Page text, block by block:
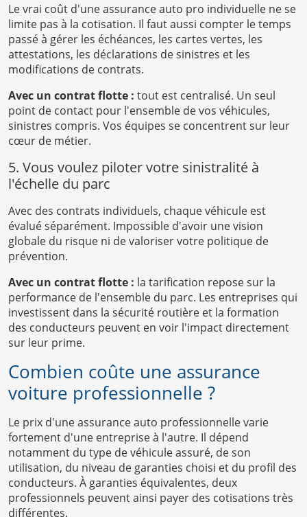
Le vrai coût d'une assurance auto pro individuelle ne se
limite pas à la cotisation. Il faut aussi compter le temps
passé à gérer les échéances, les cartes vertes, les
attestations, les déclarations de sinistres et les
modifications de contrats.
Avec un contrat flotte : tout est centralisé. Un seul
point de contact pour l'ensemble de vos véhicules,
sinistres compris. Vos équipes se concentrent sur leur
cœur de métier.
5. Vous voulez piloter votre sinistralité à
l'échelle du parc
Avec des contrats individuels, chaque véhicule est
évalué séparément. Impossible d'avoir une vision
globale du risque ni de valoriser votre politique de
prévention.
Avec un contrat flotte : la tarification repose sur la
performance de l'ensemble du parc. Les entreprises qui
investissent dans la sécurité routière et la formation
des conducteurs peuvent en voir l'impact directement
sur leur prime.
Combien coûte une assurance
voiture professionnelle ?
Le prix d'une assurance auto professionnelle varie
fortement d'une entreprise à l'autre. Il dépend
notamment du type de véhicule assuré, de son
utilisation, du niveau de garanties choisi et du profil des
conducteurs. À garanties équivalentes, deux
professionnels peuvent ainsi payer des cotisations très
différentes.